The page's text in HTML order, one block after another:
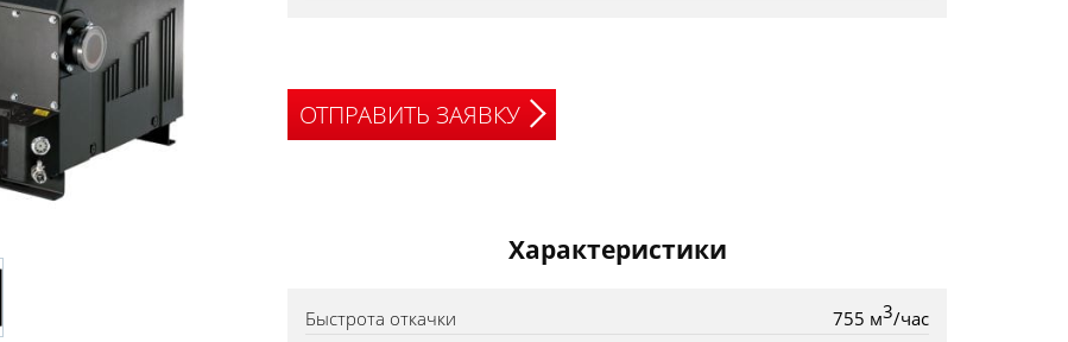
ОТПРАВИТЬ ЗАЯВКУ
Характеристики
Быстрота откачки 755 м3/час